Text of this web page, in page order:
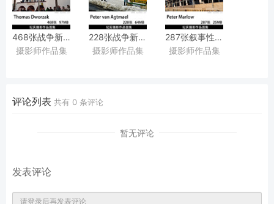
468张战争新闻纪实摄影作品图集欣赏，
德国摄影师Thomas
摄影师作品集
228张战争新闻纪实摄影作品图集欣赏，
荷裔美籍摄影师Peter
摄影师作品集
287张叙事性人人物纪实摄
英国摄影师Peter
摄影师作品集
评论列表 共有 0 条评论
暂无评论
发表评论